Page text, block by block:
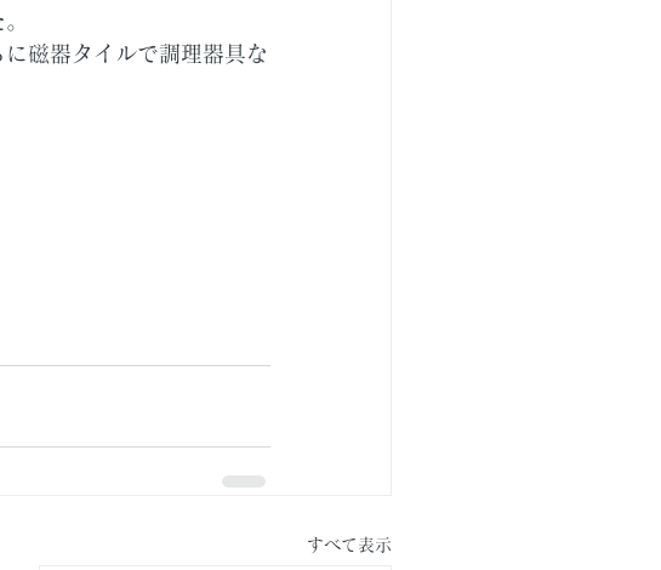
磁器タイルで調理器具な
すべて表示